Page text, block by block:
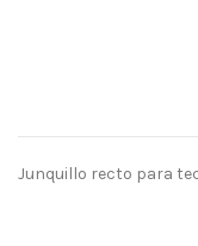
Junquillo recto para